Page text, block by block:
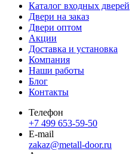
Каталог входных дверей
Двери на заказ
Двери оптом
Акции
Доставка и установка
Компания
Наши работы
Блог
Контакты
Телефон
+7 499 653-59-50
E-mail
zakaz@metall-door.ru